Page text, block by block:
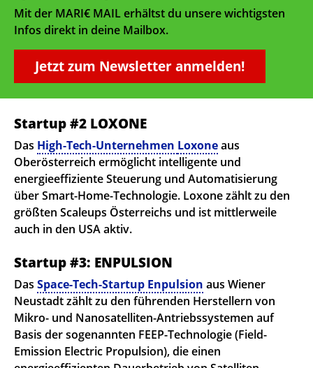
Mit der MARI€ MAIL erhältst du unsere wichtigsten
Infos direkt in deine Mailbox.
Jetzt zum Newsletter anmelden!
Startup #2 LOXONE
Das High-Tech-Unternehmen Loxoneaus
Oberösterreich ermöglicht intelligente und
energieeffiziente Steuerung und Automatisierung
über Smart-Home-Technologie. Loxone zählt zu den
größten Scaleups Österreichs und ist mittlerweile
auch in den USA aktiv.
Startup #3: ENPULSION
Das Space-Tech-Startup Enpulsion aus Wiener
Neustadt zählt zu den führenden Herstellern von
Mikro- und Nanosatelliten-Antriebssystemen auf
Basis der sogenannten FEEP-Technologie (Field-
Emission Electric Propulsion), die einen